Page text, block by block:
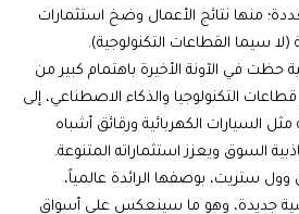
منها نتائج الأعمال وضخ استثمارات
سيما القطاعات التكنولوجية).
حظت في الآونة الأخيرة باهتمام كبير من
التكنولوجيا والذكاء الاصطناعي، إلى
السيارات الكهربائية ورقائق أشباه
السوق ويعزز استثماراته المتنوعة.
ستريت، بوصفها الرائدة عالمياً،
جديدة، وهو ما سينعكس على أسواق